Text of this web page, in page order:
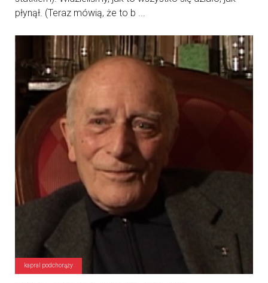
płynął. (Teraz mówią, że to b ...
kapral podchorąży